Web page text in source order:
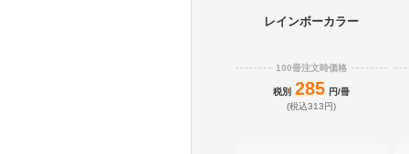
レインボーカラー
100冊注文時価格
税別 285 円/冊
(税込313円)